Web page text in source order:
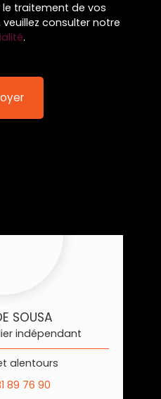
le traitement de vos
consulter notre
.
SOUSA
indépendant
alentours
89 76 90